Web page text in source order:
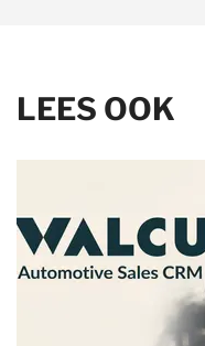
LEES OOK